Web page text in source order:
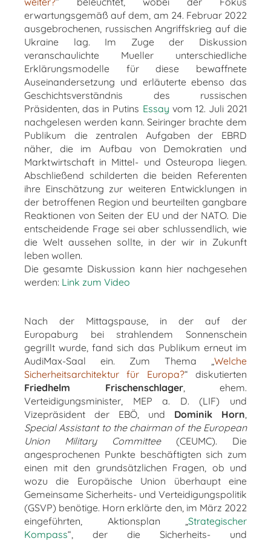
erwartungsgemäß auf dem, am 24. Februar 2022
ausgebrochenen, russischen Angriffskrieg auf die
Ukraine lag. Im Zuge der Diskussion
veranschaulichte Mueller unterschiedliche
Erklärungsmodelle für diese bewaffnete
Auseinandersetzung und erläuterte ebenso das
Geschichtsverständnis des russischen
Präsidenten, das in Putins Essay vom 12. Juli 2021
nachgelesen werden kann. Seiringer brachte dem
Publikum die zentralen Aufgaben der EBRD
näher, die im Aufbau von Demokratien und
Marktwirtschaft in Mittel- und Osteuropa liegen.
Abschließend schilderten die beiden Referenten
ihre Einschätzung zur weiteren Entwicklungen in
der betroffenen Region und beurteilten gangbare
Reaktionen von Seiten der EU und der NATO. Die
entscheidende Frage sei aber schlussendlich, wie
die Welt aussehen sollte, in der wir in Zukunft
leben wollen.
Die gesamte Diskussion kann hier nachgesehen
werden: Link zum Video
Nach der Mittagspause, in der auf der
Europaburg bei strahlendem Sonnenschein
gegrillt wurde, fand sich das Publikum erneut im
AudiMax-Saal ein. Zum Thema „Welche
Sicherheitsarchitektur für Europa?“ diskutierten
Friedhelm Frischenschlager, ehem.
Verteidigungsminister, MEP a. D. (LIF) und
Vizepräsident der EBÖ, und Dominik Horn,
Special Assistant to the chairman of the European
Union Military Committee(CEUMC). Die
angesprochenen Punkte beschäftigten sich zum
einen mit den grundsätzlichen Fragen, ob und
wozu die Europäische Union überhaupt eine
Gemeinsame Sicherheits- und Verteidigungspolitik
(GSVP) benötige. Horn erklärte den, im März 2022
eingeführten, Aktionsplan „Strategischer
Kompass“, der die Sicherheits- und